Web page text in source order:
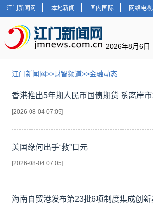
江门新闻网 本地新闻 国内国际 网络电视
2026年8月6
江门新闻网>>财智频道>>金融动态
香港推出5年期人民币国债期货 系离岸
[2026-08-04 07:05]
美国缘何出手“救”日元
[2026-08-04 07:05]
海南自贸港发布第23批6项制度集成创新